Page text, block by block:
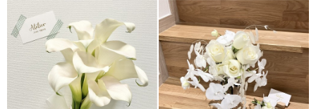
PB-150 클래식카라 PA-148 장미백조호접